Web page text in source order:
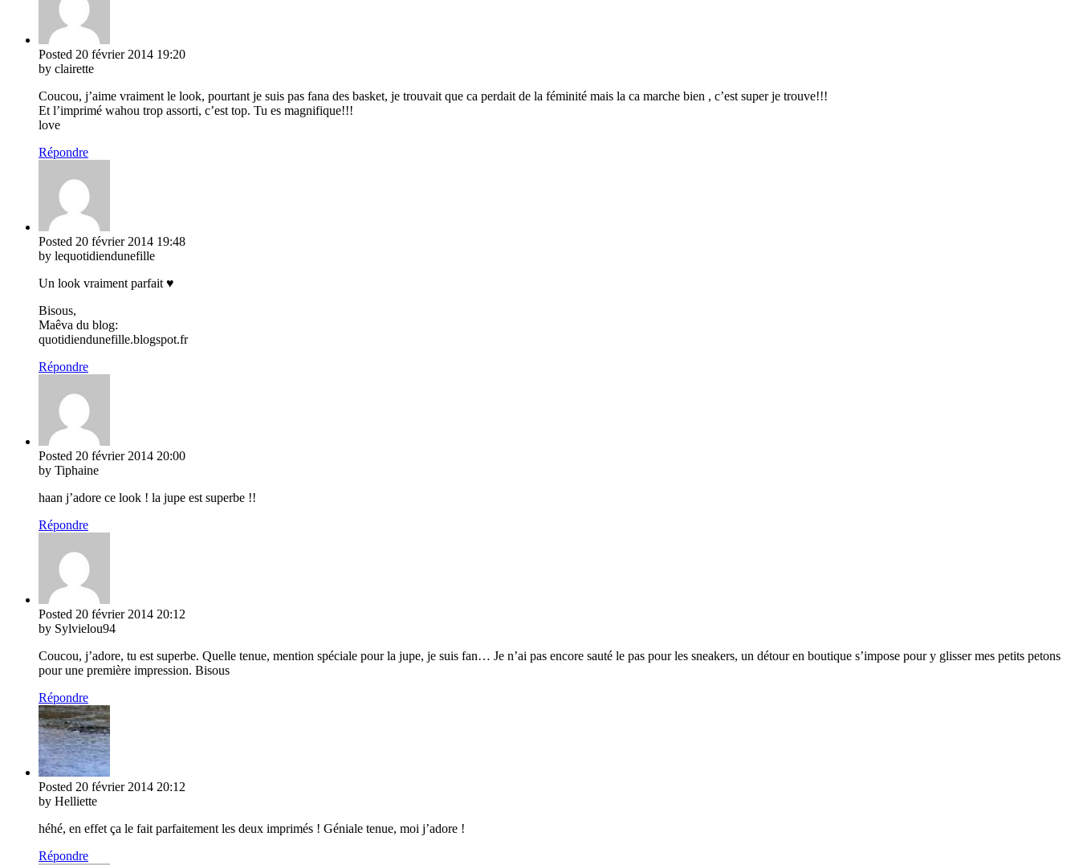
Posted 20 février 2014 19:20
by clairette
Coucou, j’aime vraiment le look, pourtant je suis pas fana des basket, je trouvait que ca perdait de la féminité mais la ca marche bien , c’est super je trouve!!!
Et l’imprimé wahou trop assorti, c’est top. Tu es magnifique!!!
love
Répondre
Posted 20 février 2014 19:48
by lequotidiendunefille
Un look vraiment parfait ♥
Bisous,
Maêva du blog:
quotidiendunefille.blogspot.fr
Répondre
Posted 20 février 2014 20:00
by Tiphaine
haan j’adore ce look ! la jupe est superbe !!
Répondre
Posted 20 février 2014 20:12
by Sylvielou94
Coucou, j’adore, tu est superbe. Quelle tenue, mention spéciale pour la jupe, je suis fan… Je n’ai pas encore sauté le pas pour les sneakers, un détour en boutique s’impose pour y glisser mes petits petons
pour une première impression. Bisous
Répondre
Posted 20 février 2014 20:12
by Helliette
héhé, en effet ça le fait parfaitement les deux imprimés ! Géniale tenue, moi j’adore !
Répondre